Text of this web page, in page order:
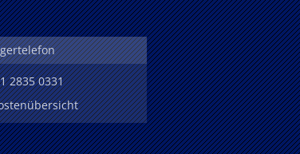
2835 0331